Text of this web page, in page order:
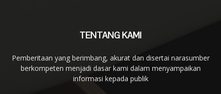
TENTANG KAMI
Pemberitaan yang berimbang, akurat dan disertai narasumber
berkompeten menjadi dasar kami dalam menyampaikan
informasi kepada publik